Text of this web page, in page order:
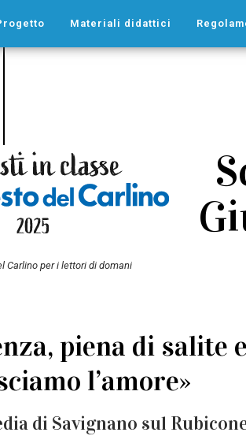
Materiali didattici
Carlino per i lettori di domani
piena di salite
l’amore»
di Savignano sul